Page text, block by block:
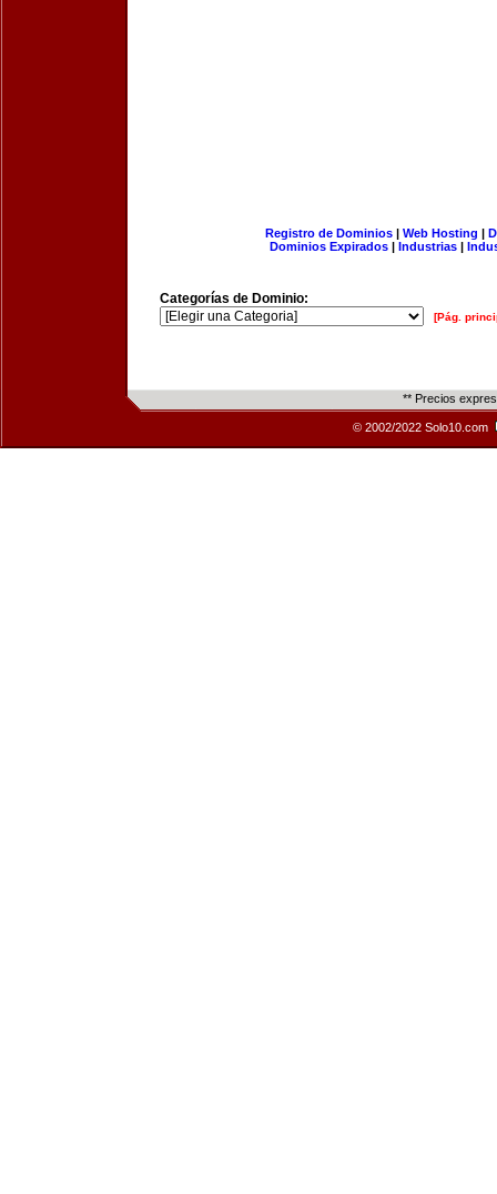
Registro de Dominios| Web Hosting |
Dominios Expirados | Industrias |
Categorías de Dominio:
[Pág.
** Precios
© 2002/2022 Solo10.com